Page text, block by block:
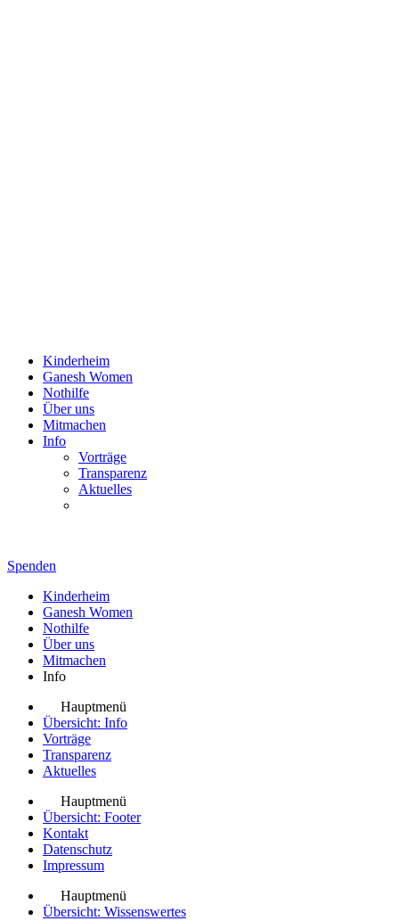
Kinderheim
Ganesh Women
Nothilfe
Über uns
Mitmachen
Info
Vorträge
Transparenz
Aktuelles
Spenden
Kinderheim
Ganesh Women
Nothilfe
Über uns
Mitmachen
Info
Hauptmenü
Übersicht: Info
Vorträge
Transparenz
Aktuelles
Hauptmenü
Übersicht: Footer
Kontakt
Datenschutz
Impressum
Hauptmenü
Übersicht: Wissenswertes